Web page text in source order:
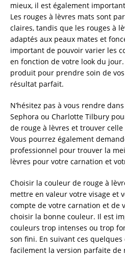
mieux, il est également
Les rouges à lèvres mats sont
claires, tandis que les rouges à
adaptés aux peaux mates et
important de pouvoir varier les
en fonction de votre look du
produit pour prendre soin de
résultat parfait.
N’hésitez pas à vous rendre
Sephora ou Charlotte Tilbury
de rouge à lèvres et trouver
Vous pourrez également
professionnel pour trouver la
lèvres pour votre carnation et
Choisir la couleur de rouge à
mettre en valeur votre visage et
compte de votre carnation et de
choisir la bonne couleur. Il est
couleurs trop intenses ou trop
son fini. En suivant ces
facilement la version parfaite de